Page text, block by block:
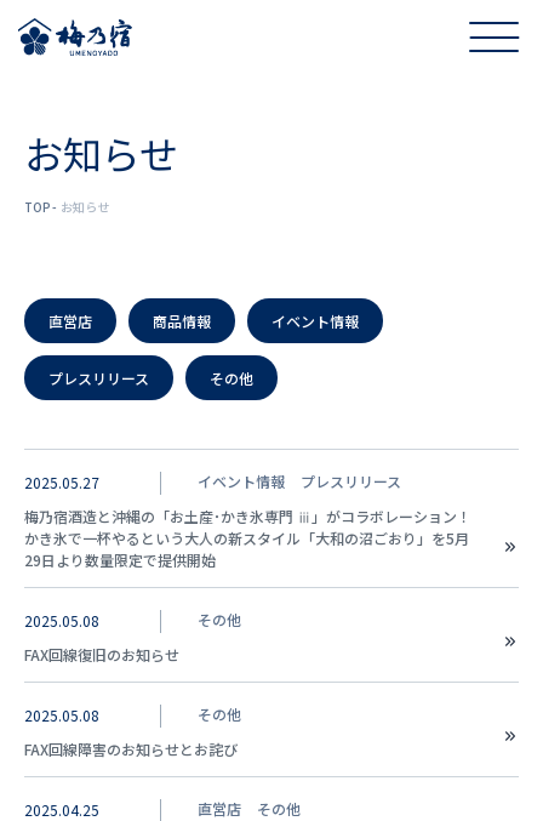
お知らせ
TOP お知らせ
直営店 商品情報 イベント情報
プレスリリース その他
2025.05.27 イベント情報
プレスリリース
梅乃宿酒造と沖縄の「お土産･かき氷専門 ⅲ」がコラボレーション！
かき氷で一杯やるという大人の新スタイル「大和の沼ごおり」を5月
29日より数量限定で提供開始
2025.05.08
その他
FAX回線復旧のお知らせ
2025.05.08
その他
FAX回線障害のお知らせとお詫び
2025.04.25 直営店
その他